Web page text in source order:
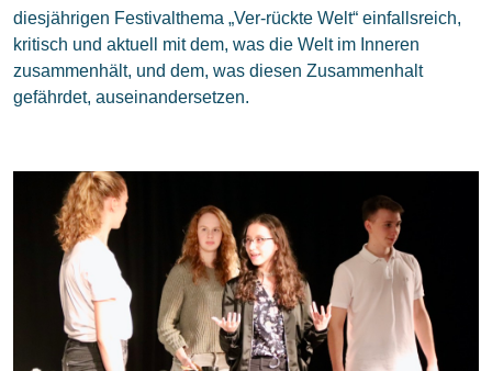
diesjährigen Festivalthema „Ver-rückte Welt“ einfallsreich,
kritisch und aktuell mit dem, was die Welt im Inneren
zusammenhält, und dem, was diesen Zusammenhalt
gefährdet, auseinandersetzen.